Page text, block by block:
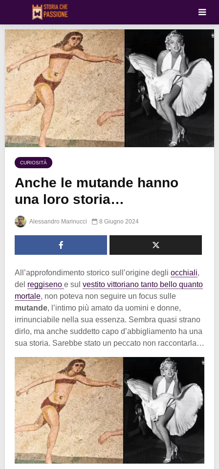
CURIOSITÀ
Anche le mutande hanno
una loro storia…
Alessandro Marinucci 8 Giugno 2024
All’approfondimento storico sull’origine degli occhiali,
del reggiseno e sul vestito vittoriano tanto bello quanto
mortale, non poteva non seguire un focus sulle
mutande, l’intimo più amato da uomini e donne,
irrinunciabile nella sua essenza. Sembra quasi strano
dirlo, ma anche suddetto capo d’abbigliamento ha una
sua storia. Sarebbe stato un peccato non raccontarla…